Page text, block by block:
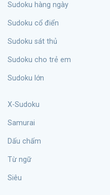
sudoku hàng ngày
Sudoku cổ điển
Sudoku sát thủ
Sudoku cho trẻ em
Sudoku lớn
X-Sudoku
Samurai
Dấu chấm
từ ngữ
siêu